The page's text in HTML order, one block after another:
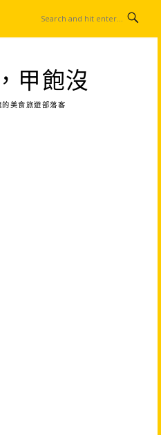
甲飽沒
美食旅遊部落客